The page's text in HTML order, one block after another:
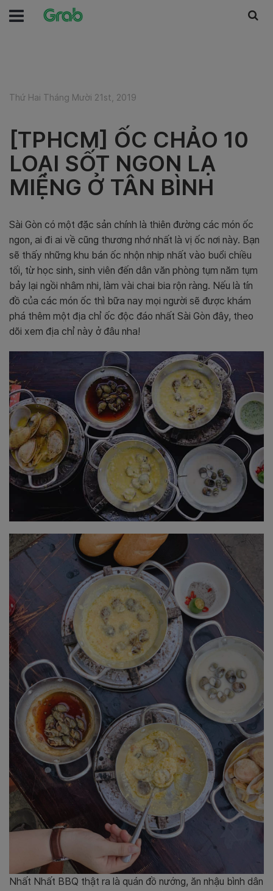
Thứ Hai Tháng Mười 21st, 2019
[TPHCM] ỐC CHẢO 10
LOẠI SỐT NGON LẠ
MIỆNG Ở TÂN BÌNH
Sài Gòn có một đặc sản chính là thiên đường các món ốc
ngon, ai đi ai về cũng thương nhớ nhất là vị ốc nơi này. Bạn
sẽ thấy những khu bán ốc nhộn nhịp nhất vào buổi chiều
tối, từ học sinh, sinh viên đến dân văn phòng tụm năm tụm
bảy lại ngồi nhâm nhi, làm vài chai bia rộn ràng. Nếu là tín
đồ của các món ốc thì bữa nay mọi người sẽ được khám
phá thêm một địa chỉ ốc độc đáo nhất Sài Gòn đây, theo
dõi xem địa chỉ này ở đâu nha!
Nhất Nhất BBQ thật ra là quán đồ nướng, ăn nhậu bình dân